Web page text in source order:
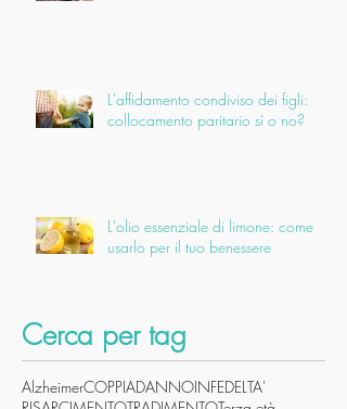
L'affidamento condiviso dei figli:
collocamento paritario sì o no?
L'olio essenziale di limone: come
usarlo per il tuo benessere
Cerca per tag
AlzheimerCOPPIADANNOINFEDELTA'